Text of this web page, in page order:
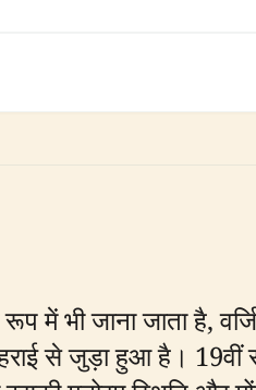
भी जाना जाता है,
से जुड़ा हुआ है।